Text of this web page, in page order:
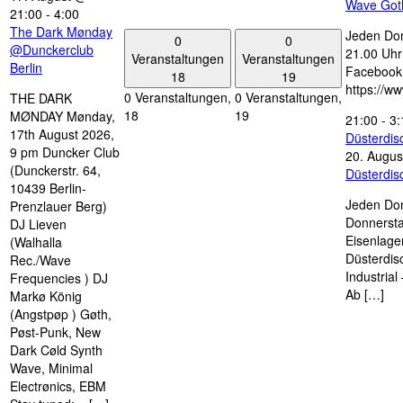
21:00 - 4:00
The Dark Mønday
@Dunckerclub
Berlin
THE DARK
MØNDAY Mønday,
17th August 2026,
9 pm Duncker Club
(Dunckerstr. 64,
10439 Berlin-
Prenzlauer Berg)
DJ Lieven
(Walhalla
Rec./Wave
Frequencies ) DJ
Markø König
(Angstpøp ) Gøth,
Pøst-Punk, New
Dark Cøld Synth
Wave, Minimal
Electrønics, EBM
0
Veranstaltungen
18
0 Veranstaltungen,
18
0
Veranstaltungen
19
0 Veranstaltungen,
19
Wave
Jeden
21.00
https://
21:00 -
20.
Jeden
Industrial
Ab […]